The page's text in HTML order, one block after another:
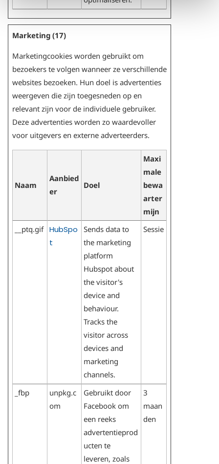
Marketing (17)
Marketingcookies worden gebruikt om
bezoekers te volgen wanneer ze verschillende
websites bezoeken. Hun doel is advertenties
weergeven die zijn toegesneden op en
relevant zijn voor de individuele gebruiker.
Deze advertenties worden zo waardevoller
voor uitgevers en externe adverteerders.
Naam
Aanbied
er
Doel
Maxi
male
bewa
arter
mijn
__ptq.gif HubSpo
t
Sends data to
the marketing
platform
Hubspot about
the visitor's
device and
behaviour.
Tracks the
visitor across
devices and
marketing
channels.
Sessie
_fbp
unpkg.c
om
Gebruikt door
Facebook om
een reeks
advertentieprod
ucten te
leveren, zoals
3
maan
den